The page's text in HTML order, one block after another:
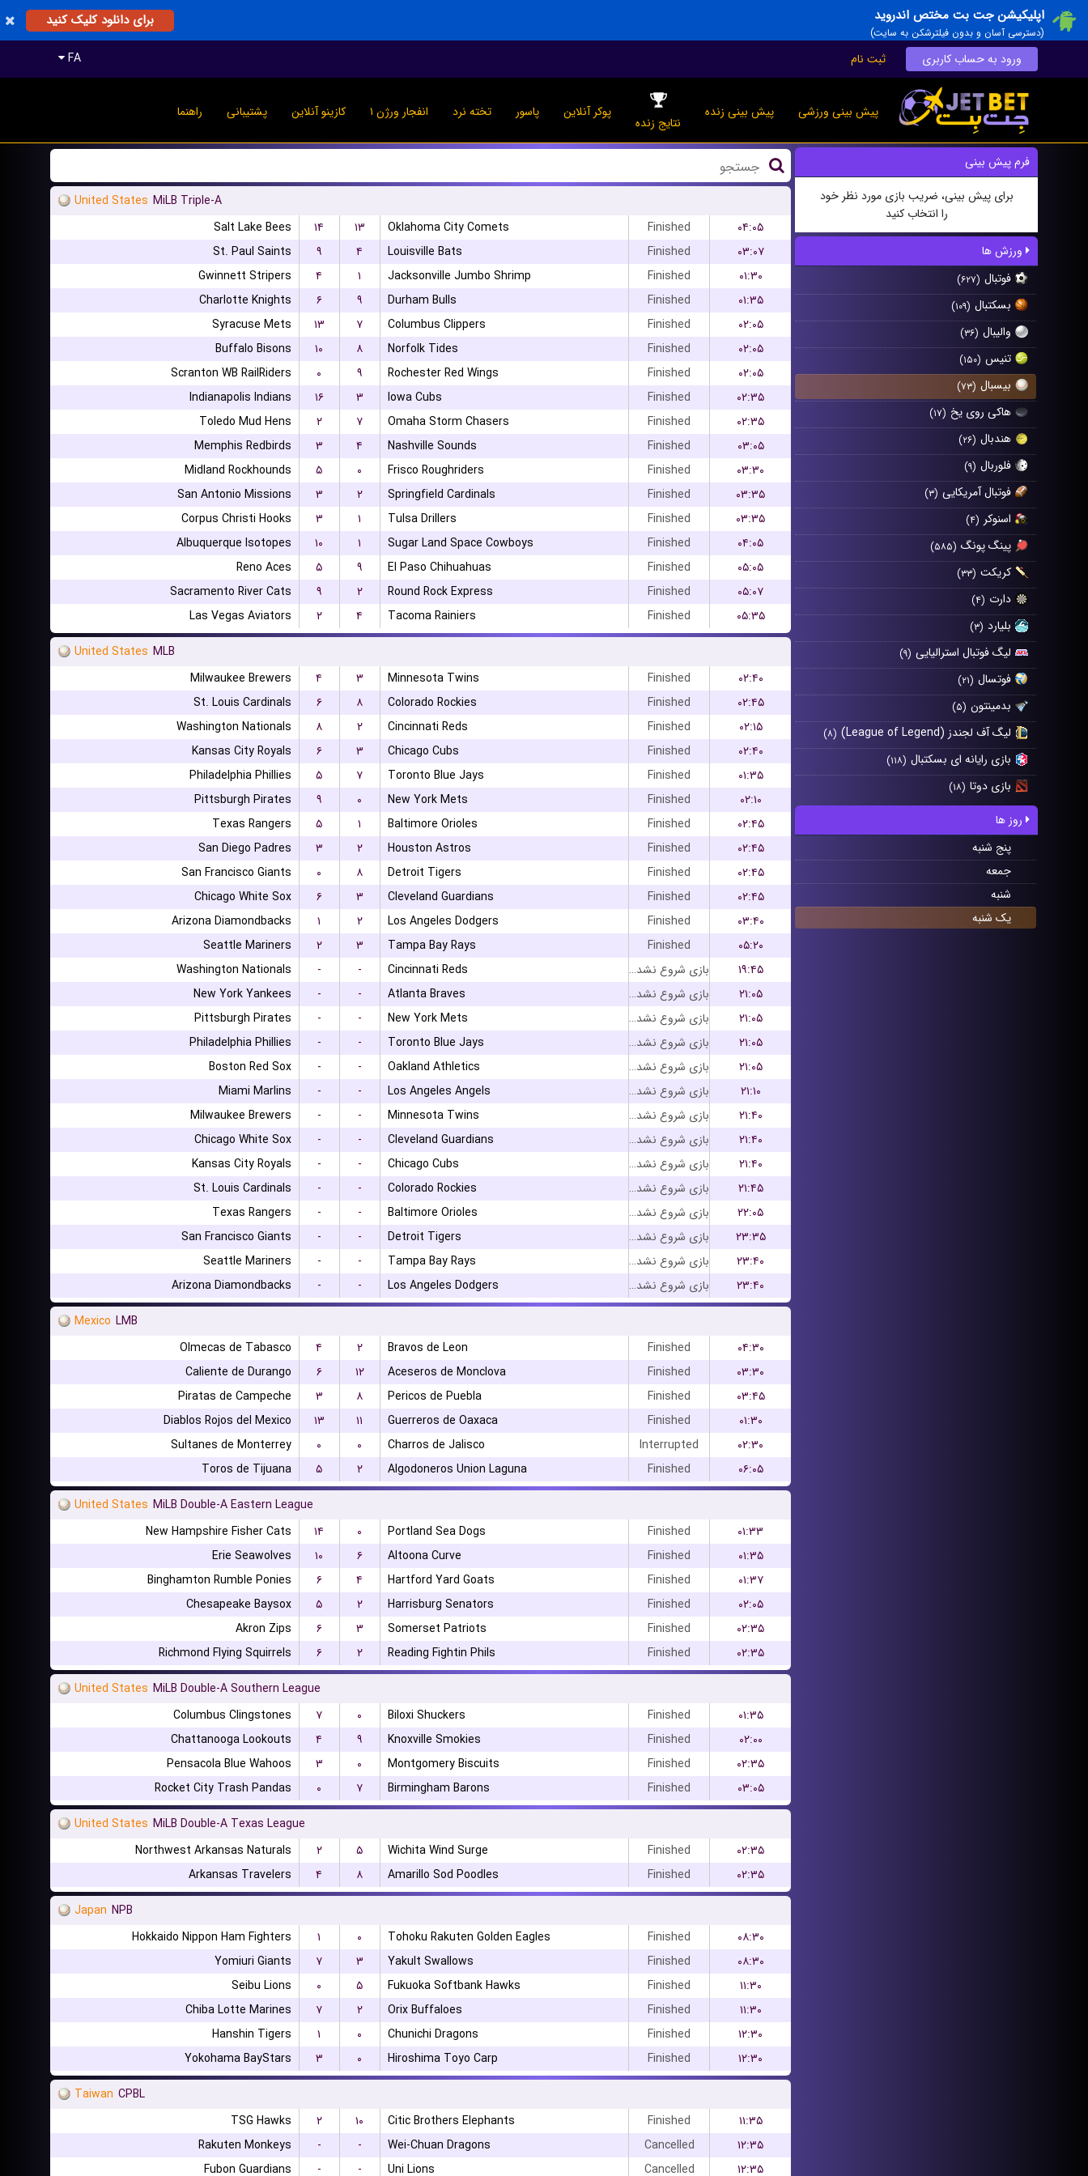
اپلیکیشن جت بت مختص اندروید
(دسترسی آسان و بدون فیلترشکن به سایت)
برای دانلود کلیک کنید
FA ورود به حساب کاربری ثبت نام
پیش بینی ورزشی پیش بینی زنده
نتایج زنده
پوکر آنلاین پاسور تخته نرد انفجار ورژن ۱ کازینو آنلاین پشتیبانی راهنما
فرم پیش بینی
برای پیش بینی، ضریب بازی مورد نظر خود
را انتخاب کنید
ورزش ها
فوتبال (۶۲۷)
بسکتبال (۱۰۹)
والیبال (۳۶)
تنیس (۱۵۰)
بیسبال (۷۳)
هاکی روی یخ (۱۷)
هندبال (۲۶)
فلوربال (۹)
فوتبال آمریکایی (۳)
اسنوکر (۴)
پینگ پونگ (۵۸۵)
کریکت (۳۳)
دارت (۴)
بلیارد (۳)
لیگ فوتبال استرالیایی (۹)
فوتسال (۲۱)
بدمینتون (۵)
لیگ آف لجندز (League of Legend) (۸)
بازی رایانه ای بسکتبال (۱۱۸)
بازی دوتا (۱۸)
روز ها
پنج شنبه
جمعه
شنبه
یک شنبه
United States MiLB Triple-A
Salt Lake Bees
۱۴ ۱۳ Oklahoma City Comets Finished
۰۴:۰۵
St. Paul Saints
۹ ۴ Louisville Bats Finished
۰۳:۰۷
Gwinnett Stripers
۴ ۱ Jacksonville Jumbo Shrimp Finished
۰۱:۳۰
Charlotte Knights
۶ ۹ Durham Bulls Finished
۰۱:۳۵
Syracuse Mets
۱۳ ۷ Columbus Clippers Finished
۰۲:۰۵
Buffalo Bisons
۱۰ ۸ Norfolk Tides Finished
۰۲:۰۵
Scranton WB RailRiders
۰ ۹ Rochester Red Wings Finished
۰۲:۰۵
Indianapolis Indians
۱۶ ۳ Iowa Cubs Finished
۰۲:۳۵
Toledo Mud Hens
۲ ۷ Omaha Storm Chasers Finished
۰۲:۳۵
Memphis Redbirds
۳ ۴ Nashville Sounds Finished
۰۳:۰۵
Midland Rockhounds
۵ ۰ Frisco Roughriders Finished
۰۳:۳۰
San Antonio Missions
۳ ۲ Springfield Cardinals Finished
۰۳:۳۵
Corpus Christi Hooks
۳ ۱ Tulsa Drillers Finished
۰۳:۳۵
Albuquerque Isotopes
۱۰ ۱ Sugar Land Space Cowboys Finished
۰۴:۰۵
Reno Aces
۵ ۹ El Paso Chihuahuas Finished
۰۵:۰۵
Sacramento River Cats
۹ ۲ Round Rock Express Finished
۰۵:۰۷
Las Vegas Aviators
۲ ۴ Tacoma Rainiers Finished
۰۵:۳۵
United States MLB
Milwaukee Brewers
۴ ۳ Minnesota Twins Finished
۰۲:۴۰
St. Louis Cardinals
۶ ۸ Colorado Rockies Finished
۰۲:۴۵
Washington Nationals
۸ ۲ Cincinnati Reds Finished
۰۲:۱۵
Kansas City Royals
۶ ۳ Chicago Cubs Finished
۰۲:۴۰
Philadelphia Phillies
۵ ۷ Toronto Blue Jays Finished
۰۱:۳۵
Pittsburgh Pirates
۹ ۰ New York Mets Finished
۰۲:۱۰
Texas Rangers
۵ ۱ Baltimore Orioles Finished
۰۲:۴۵
San Diego Padres
۳ ۲ Houston Astros Finished
۰۲:۴۵
San Francisco Giants
۰ ۸ Detroit Tigers Finished
۰۲:۴۵
Chicago White Sox
۶ ۳ Cleveland Guardians Finished
۰۲:۴۵
Arizona Diamondbacks
۱ ۲ Los Angeles Dodgers Finished
۰۳:۴۰
Seattle Mariners
۲ ۳ Tampa Bay Rays Finished
۰۵:۲۰
Washington Nationals
- - Cincinnati Reds بازی شروع نشده است
۱۹:۴۵
New York Yankees
- - Atlanta Braves بازی شروع نشده است
۲۱:۰۵
Pittsburgh Pirates
- - New York Mets بازی شروع نشده است
۲۱:۰۵
Philadelphia Phillies
- - Toronto Blue Jays بازی شروع نشده است
۲۱:۰۵
Boston Red Sox
- - Oakland Athletics بازی شروع نشده است
۲۱:۰۵
Miami Marlins
- - Los Angeles Angels بازی شروع نشده است
۲۱:۱۰
Milwaukee Brewers
- - Minnesota Twins بازی شروع نشده است
۲۱:۴۰
Chicago White Sox
- - Cleveland Guardians بازی شروع نشده است
۲۱:۴۰
Kansas City Royals
- - Chicago Cubs بازی شروع نشده است
۲۱:۴۰
St. Louis Cardinals
- - Colorado Rockies بازی شروع نشده است
۲۱:۴۵
Texas Rangers
- - Baltimore Orioles بازی شروع نشده است
۲۲:۰۵
San Francisco Giants
- - Detroit Tigers بازی شروع نشده است
۲۳:۳۵
Seattle Mariners
- - Tampa Bay Rays بازی شروع نشده است
۲۳:۴۰
Arizona Diamondbacks
- - Los Angeles Dodgers بازی شروع نشده است
۲۳:۴۰
Mexico LMB
Olmecas de Tabasco
۴ ۲ Bravos de Leon Finished
۰۴:۳۰
Caliente de Durango
۶ ۱۲ Aceseros de Monclova Finished
۰۳:۳۰
Piratas de Campeche
۳ ۸ Pericos de Puebla Finished
۰۳:۴۵
Diablos Rojos del Mexico
۱۳ ۱۱ Guerreros de Oaxaca Finished
۰۱:۳۰
Sultanes de Monterrey
۰ ۰ Charros de Jalisco Interrupted
۰۲:۳۰
Toros de Tijuana
۵ ۲ Algodoneros Union Laguna Finished
۰۶:۰۵
United States MiLB Double-A Eastern League
New Hampshire Fisher Cats
۱۴ ۰ Portland Sea Dogs Finished
۰۱:۳۳
Erie Seawolves
۱۰ ۶ Altoona Curve Finished
۰۱:۳۵
Binghamton Rumble Ponies
۶ ۴ Hartford Yard Goats Finished
۰۱:۳۷
Chesapeake Baysox
۵ ۲ Harrisburg Senators Finished
۰۲:۰۵
Akron Zips
۶ ۳ Somerset Patriots Finished
۰۲:۳۵
Richmond Flying Squirrels
۶ ۲ Reading Fightin Phils Finished
۰۲:۳۵
United States MiLB Double-A Southern League
Columbus Clingstones
۷ ۰ Biloxi Shuckers Finished
۰۱:۳۵
Chattanooga Lookouts
۴ ۹ Knoxville Smokies Finished
۰۲:۰۰
Pensacola Blue Wahoos
۳ ۰ Montgomery Biscuits Finished
۰۲:۳۵
Rocket City Trash Pandas
۰ ۷ Birmingham Barons Finished
۰۳:۰۵
United States MiLB Double-A Texas League
Northwest Arkansas Naturals
۲ ۵ Wichita Wind Surge Finished
۰۲:۳۵
Arkansas Travelers
۴ ۸ Amarillo Sod Poodles Finished
۰۲:۳۵
Japan NPB
Hokkaido Nippon Ham Fighters
۱ ۰ Tohoku Rakuten Golden Eagles Finished
۰۸:۳۰
Yomiuri Giants
۷ ۳ Yakult Swallows Finished
۰۸:۳۰
Seibu Lions
۰ ۵ Fukuoka Softbank Hawks Finished
۱۱:۳۰
Chiba Lotte Marines
۷ ۲ Orix Buffaloes Finished
۱۱:۳۰
Hanshin Tigers
۱ ۰ Chunichi Dragons Finished
۱۲:۳۰
Yokohama BayStars
۳ ۰ Hiroshima Toyo Carp Finished
۱۲:۳۰
Taiwan CPBL
TSG Hawks
۲ ۱۰ Citic Brothers Elephants Finished
۱۱:۳۵
Rakuten Monkeys
- - Wei-Chuan Dragons Cancelled
۱۲:۳۵
Fubon Guardians
- - Uni Lions Cancelled ۱۲:۳۵